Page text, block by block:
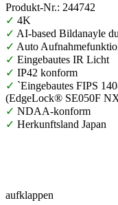
Produkt-Nr.: 244742
✓ 4K
✓ AI-based Bildanayle
✓ Auto
✓ Eingebautes IR Licht
✓ IP42 konform
✓ `Eingebautes FIPS
(EdgeLock® SE050F
✓ NDAA-konform
✓ Herkunftsland Japan
aufklappen